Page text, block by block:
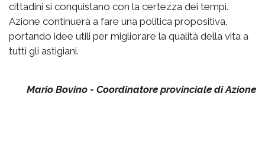
cittadini si conquistano con la certezza dei tempi.
Azione continuerà a fare una politica propositiva,
portando idee utili per migliorare la qualità della vita a
tutti gli astigiani.
Mario Bovino - Coordinatore provinciale di Azione